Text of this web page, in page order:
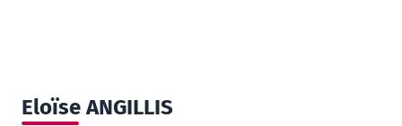
Eloïse ANGILLIS